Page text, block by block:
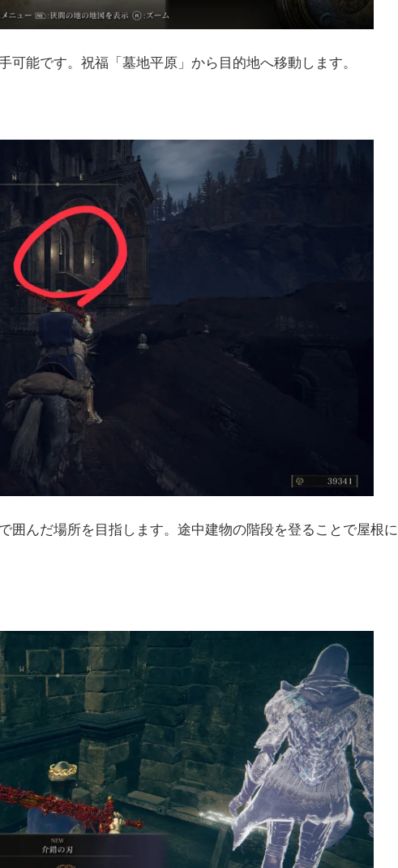
可能です。祝福「墓地平原」から目的地へ移動します。
囲んだ場所を目指します。途中建物の階段を登ることで屋根に